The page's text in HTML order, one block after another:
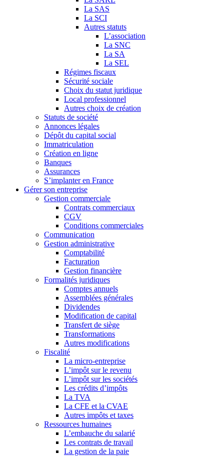
La SAS
La SCI
Autres statuts
L’association
La SNC
La SA
La SEL
Régimes fiscaux
Sécurité sociale
Choix du statut juridique
Local professionnel
Autres choix de création
Statuts de société
Annonces légales
Dépôt du capital social
Immatriculation
Création en ligne
Banques
Assurances
S’implanter en France
Gérer son entreprise
Gestion commerciale
Contrats commerciaux
CGV
Conditions commerciales
Communication
Gestion administrative
Comptabilité
Facturation
Gestion financière
Formalités juridiques
Comptes annuels
Assemblées générales
Dividendes
Modification de capital
Transfert de siège
Transformations
Autres modifications
Fiscalité
La micro-entreprise
L’impôt sur le revenu
L’impôt sur les sociétés
Les crédits d’impôts
La TVA
La CFE et la CVAE
Autres impôts et taxes
Ressources humaines
L’embauche du salarié
Les contrats de travail
La gestion de la paie